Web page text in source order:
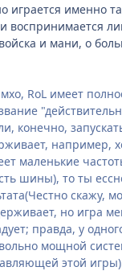
играется именно
воспринимается
и мани, о
RoL имеет
конечно,
например,
маленькие
шины), то ты
скажу,
но игра
правда, у
мощной
этой